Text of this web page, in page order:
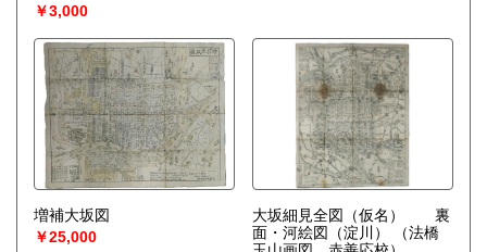
￥3,000
増補大坂図
￥25,000
大坂細見全図（仮名） 裏
面・河絵図（淀川）
（法橋